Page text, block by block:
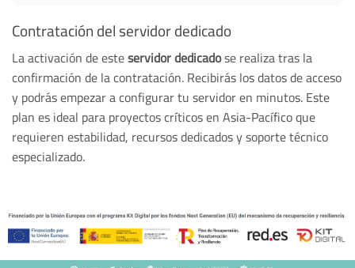
Contratación del servidor dedicado
La activación de esteservidor dedicadose realiza tras la
confirmación de la contratación. Recibirás los datos de acceso
y podrás empezar a configurar tu servidor en minutos. Este
plan es ideal para proyectos críticos en Asia-Pacífico que
requieren estabilidad, recursos dedicados y soporte técnico
especializado.